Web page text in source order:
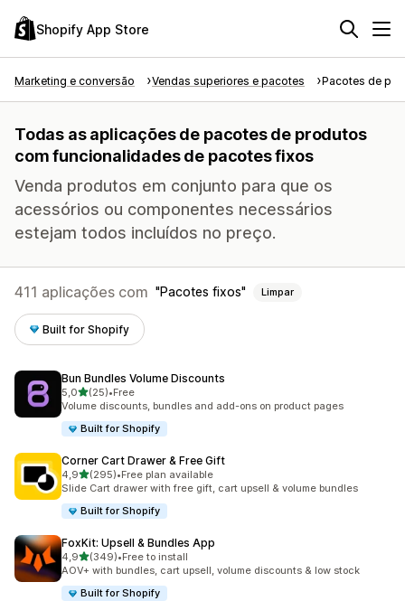
Shopify App Store
Marketing e conversão Vendas superiores e pacotes Pacotes de
Todas as aplicações de pacotes de produtos
com funcionalidades de pacotes fixos
Venda produtos em conjunto para que os
acessórios ou componentes necessários
estejam todos incluídos no preço.
411 aplicações com Pacotes fixos Limpar
Built for Shopify
Bun Bundles Volume Discounts
5,0de 5 estrelas
(25)
25 total de avaliações
•Free
Volume discounts, bundles and add-ons on product pages
Built for Shopify
Corner Cart Drawer & Free Gift
4,9de 5 estrelas
(295)
295 total de avaliações
•Free plan available
Slide Cart drawer with free gift, cart upsell & volume bundles
Built for Shopify
FoxKit: Upsell & Bundles App
4,9de 5 estrelas
(349)
349 total de avaliações
•Free to install
AOV+ with bundles, cart upsell, volume discounts & low stock
Built for Shopify